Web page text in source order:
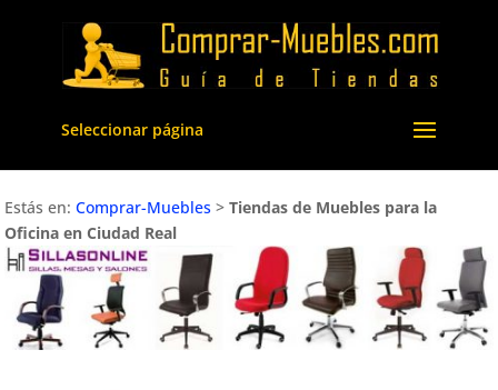
Seleccionar página
Estás en:Comprar-Muebles >Tiendas de Muebles para la
Oficina en Ciudad Real